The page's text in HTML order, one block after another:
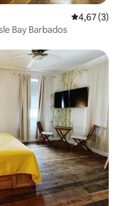
4,67 de
4,67 (3)
Bay Barbados